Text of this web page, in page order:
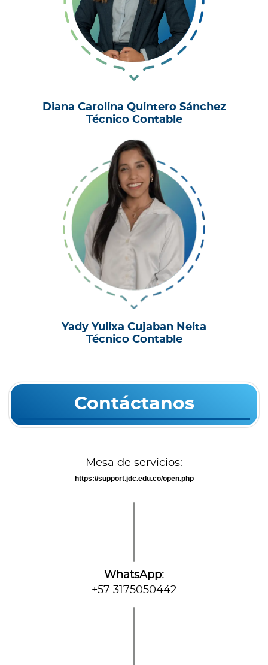
Diana Carolina Quintero Sánchez
Técnico Contable
Yady Yulixa Cujaban Neita
Técnico Contable
Contáctanos
Mesa de servicios:
https://support.jdc.edu.co/open.php
WhatsApp:
+57 3175050442